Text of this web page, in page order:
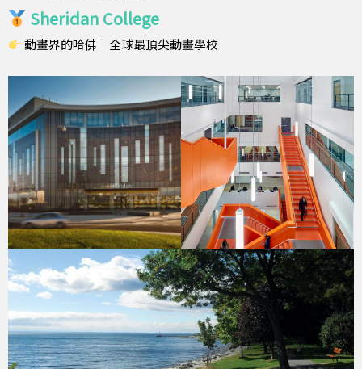
Sheridan College
動畫界的哈佛｜全球最頂尖動畫學校